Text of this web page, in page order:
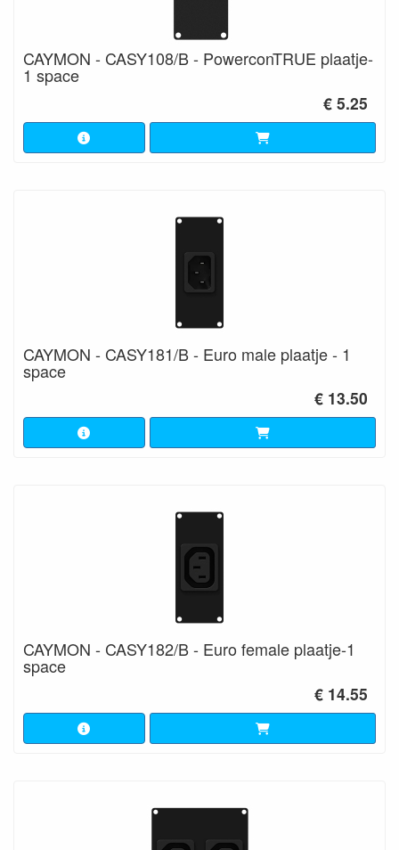
CAYMON - CASY108/B - PowerconTRUE plaatje-
1 space
€ 5.25
CAYMON - CASY181/B - Euro male plaatje - 1
space
€ 13.50
CAYMON - CASY182/B - Euro female plaatje-1
space
€ 14.55